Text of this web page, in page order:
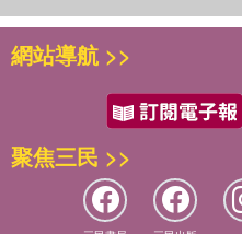
網站導航 >>
聚焦三民 >>